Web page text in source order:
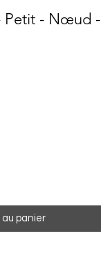
Petit - Nœud -
panier